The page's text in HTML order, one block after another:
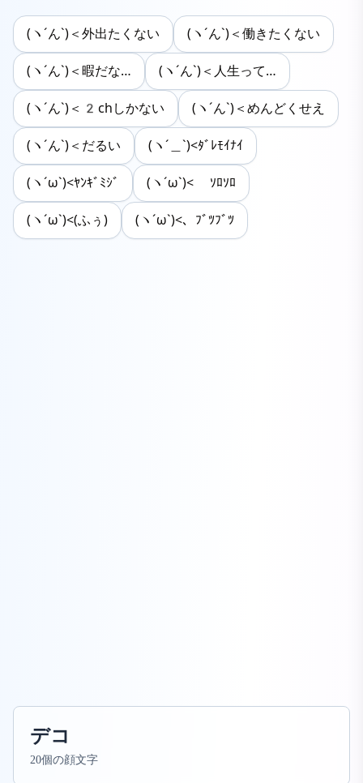
(ヽ´ん`)＜外出たくない (ヽ´ん`)＜働きたくない
(ヽ´ん`)＜暇だな… (ヽ´ん`)＜人生って…
(ヽ´ん`)＜2chしかない (ヽ´ん`)＜めんどくせえ
(ヽ´ん`)＜だるい (ヽ´＿`)<ﾀﾞﾚﾓｲﾅｲ
(ヽ´ω`)<ﾔﾝｷﾞﾐｼﾞ (ヽ´ω`)< ｿﾛｿﾛ
(ヽ´ω`)<(ふぅ) (ヽ´ω`)<、ﾌﾞﾂﾌﾞﾂ
デコ
20個の顔文字